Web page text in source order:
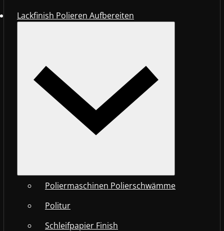
Lackfinish Polieren Aufbereiten
Poliermaschinen Polierschwämme
Politur
Schleifpapier Finish